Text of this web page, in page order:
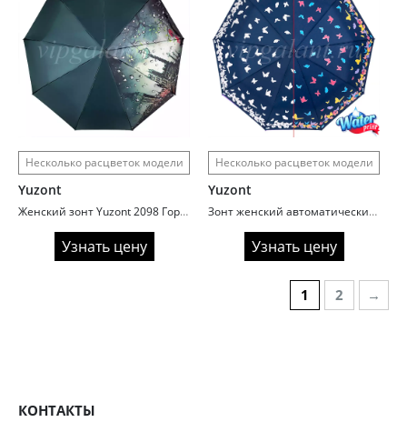
Несколько расцветок модели
Yuzont
Женский зонт Yuzont 2098 Городские пейзажи
Узнать цену
Несколько расцветок модели
Yuzont
Зонт женский автоматический Yuzont 2019 Бабочки
Узнать цену
1 2 →
КОНТАКТЫ